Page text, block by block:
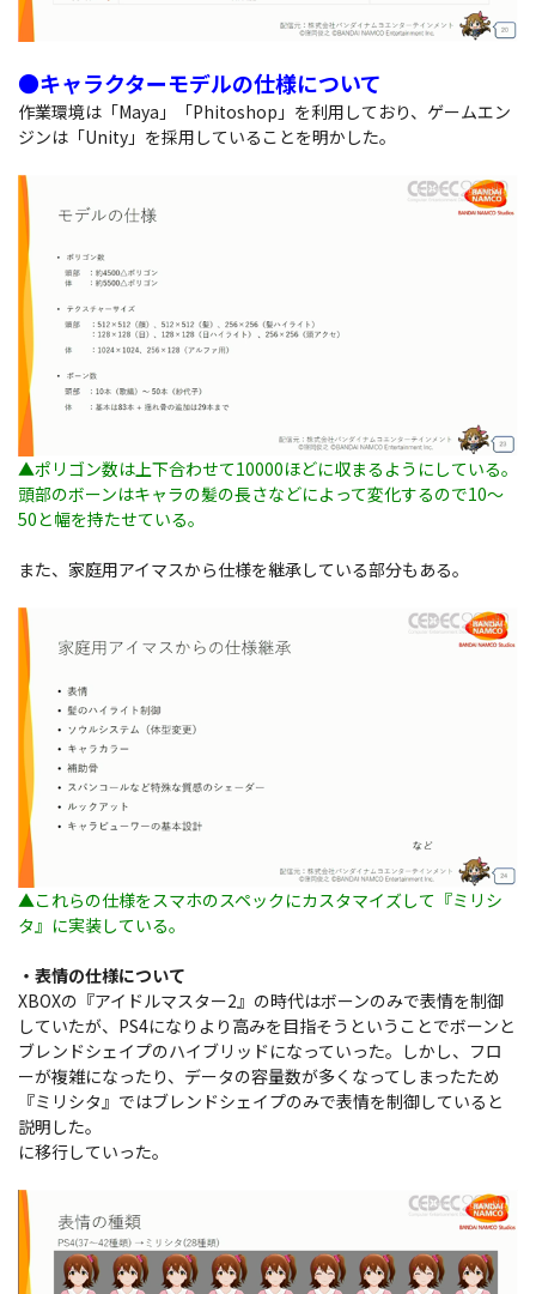
●キャラクターモデルの仕様について
作業環境は「Maya」「Phitoshop」を利用しており、ゲームエン
ジンは「Unity」を採用していることを明かした。
▲ポリゴン数は上下合わせて10000ほどに収まるようにしている。
頭部のボーンはキャラの髪の長さなどによって変化するので10～
50と幅を持たせている。
また、家庭用アイマスから仕様を継承している部分もある。
▲これらの仕様をスマホのスペックにカスタマイズして『ミリシ
タ』に実装している。
・表情の仕様について
XBOXの『アイドルマスター2』の時代はボーンのみで表情を制御
していたが、PS4になりより高みを目指そうということでボーンと
ブレンドシェイプのハイブリッドになっていった。しかし、フロ
ーが複雑になったり、データの容量数が多くなってしまったため
『ミリシタ』ではブレンドシェイプのみで表情を制御していると
説明した。
に移行していった。